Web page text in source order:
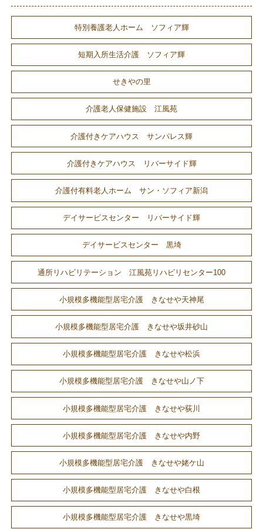
特別養護老人ホーム ソフィア輝
短期入所生活介護 ソフィア輝
せきやの里
介護老人保健施設 江風苑
介護付きケアハウス サンパレス輝
介護付きケアハウス リバーサイド輝
介護付有料老人ホーム サン・ソフィア新潟
デイサービスセンター リバーサイド輝
デイサービスセンター 黒埼
通所リハビリテーション 江風苑リハビリセンター100
小規模多機能型居宅介護 きなせや天神尾
小規模多機能型居宅介護 きなせや坂井砂山
小規模多機能型居宅介護 きなせや松浜
小規模多機能型居宅介護 きなせや山ノ下
小規模多機能型居宅介護 きなせや荻川
小規模多機能型居宅介護 きなせや内野
小規模多機能型居宅介護 きなせや姥ケ山
小規模多機能型居宅介護 きなせや白根
小規模多機能型居宅介護 きなせや黒埼